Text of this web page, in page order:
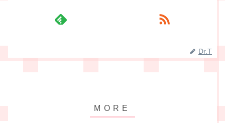
Dr.T